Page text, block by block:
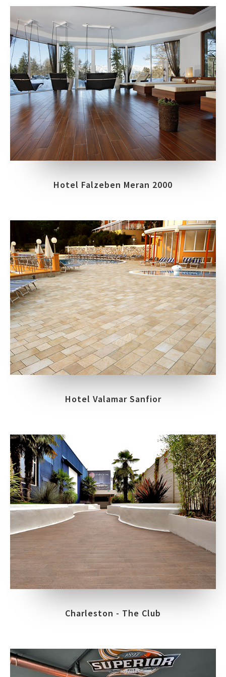
Hotel Falzeben Meran 2000
Hotel Valamar Sanfior
Charleston - The Club